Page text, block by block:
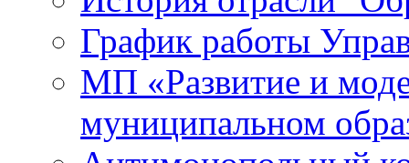
График работы
МП «Развитие и
муниципальном